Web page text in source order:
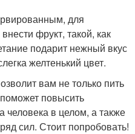
для
фрукт, такой, как
подарит нежный вкус
желтенький цвет.
вам не только пить
повысить
человека в целом, а также
сил. Стоит попробовать!